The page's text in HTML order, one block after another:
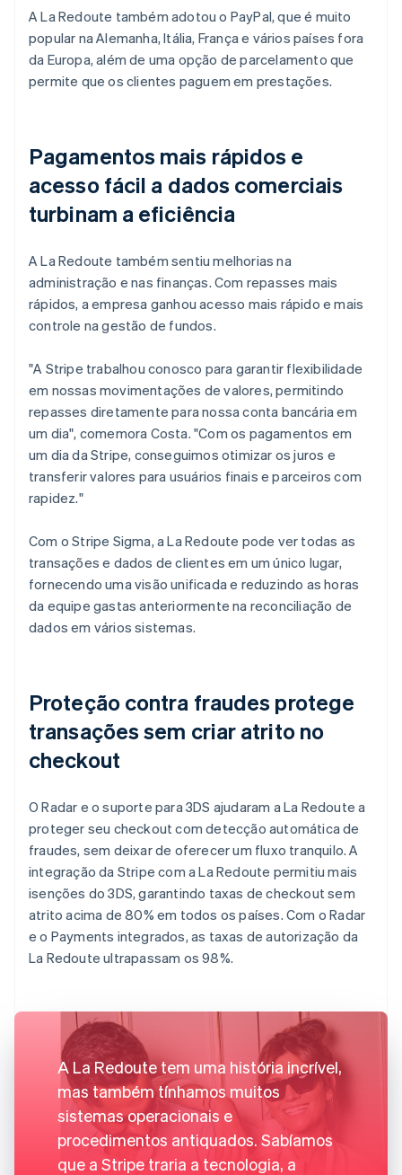
A La Redoute também adotou o PayPal, que é muito
popular na Alemanha, Itália, França e vários países fora
da Europa, além de uma opção de parcelamento que
permite que os clientes paguem em prestações.
Pagamentos mais rápidos e
acesso fácil a dados comerciais
turbinam a eficiência
A La Redoute também sentiu melhorias na
administração e nas finanças. Com repasses mais
rápidos, a empresa ganhou acesso mais rápido e mais
controle na gestão de fundos.
"A Stripe trabalhou conosco para garantir flexibilidade
em nossas movimentações de valores, permitindo
repasses diretamente para nossa conta bancária em
um dia", comemora Costa. "Com os pagamentos em
um dia da Stripe, conseguimos otimizar os juros e
transferir valores para usuários finais e parceiros com
rapidez."
Com o Stripe Sigma, a La Redoute pode ver todas as
transações e dados de clientes em um único lugar,
fornecendo uma visão unificada e reduzindo as horas
da equipe gastas anteriormente na reconciliação de
dados em vários sistemas.
Proteção contra fraudes protege
transações sem criar atrito no
checkout
O Radar e o suporte para 3DS ajudaram a La Redoute a
proteger seu checkout com detecção automática de
fraudes, sem deixar de oferecer um fluxo tranquilo. A
integração da Stripe com a La Redoute permitiu mais
isenções do 3DS, garantindo taxas de checkout sem
atrito acima de 80% em todos os países. Com o Radar
e o Payments integrados, as taxas de autorização da
La Redoute ultrapassam os 98%.
A La Redoute tem uma história incrível,
mas também tínhamos muitos
sistemas operacionais e
procedimentos antiquados. Sabíamos
que a Stripe traria a tecnologia, a